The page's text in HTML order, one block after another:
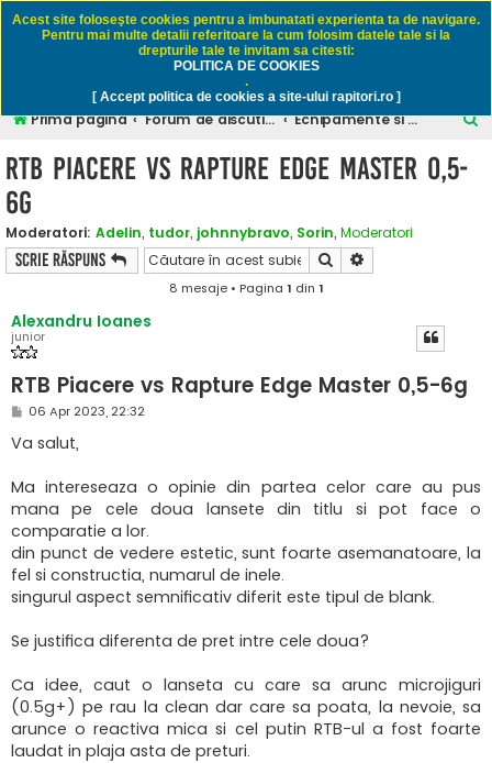
Rapitori.ro - Pescuit sportiv
Prima pagină Forum de discutii despre pescuitul rapitorilor Echipamente si accesorii
C
RTB Piacere vs Rapture Edge Master 0,5-
6g
Moderatori: Adelin, tudor, johnnybravo, Sorin, Moderatori
Scrie răspuns Căutare
8 mesaje • Pagina 1 din 1
Alexandru Ioanes
junior
RTB Piacere vs Rapture Edge Master 0,5-6g
M
s
a
06 Apr 2023, 22:32
Va salut,
Ma intereseaza o opinie din partea celor care au pus
mana pe cele doua lansete din titlu si pot face o
comparatie a lor.
din punct de vedere estetic, sunt foarte asemanatoare, la
fel si constructia, numarul de inele.
singurul aspect semnificativ diferit este tipul de blank.
Se justifica diferenta de pret intre cele doua?
Ca idee, caut o lanseta cu care sa arunc microjiguri
(0.5g+) pe rau la clean dar care sa poata, la nevoie, sa
arunce o reactiva mica si cel putin RTB-ul a fost foarte
laudat in plaja asta de preturi.
Acest site foloseşte cookies pentru a imbunatati experienta ta de navigare.
Pentru mai multe detalii referitoare la cum folosim datele tale si la
drepturile tale te invitam sa citesti:
POLITICA DE COOKIES
.
[ Accept politica de cookies a site-ului rapitori.ro ]